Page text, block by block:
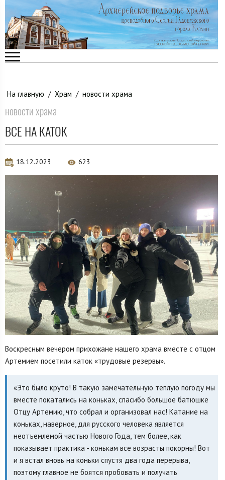
На главную / Храм / новости храма
новости храма
ВСЕ НА КАТОК
18.12.2023 623
Воскресным вечером прихожане нашего храма вместе с отцом
Артемием посетили каток «трудовые резервы».
«Это было круто! В такую замечательную теплую погоду мы
вместе покатались на коньках, спасибо большое батюшке
Отцу Артемию, что собрал и организовал нас! Катание на
коньках, наверное, для русского человека является
неотъемлемой частью Нового Года, тем более, как
показывает практика - конькам все возрасты покорны! Вот
и я встал вновь на коньки спустя два года перерыва,
поэтому главное не боятся пробовать и получать